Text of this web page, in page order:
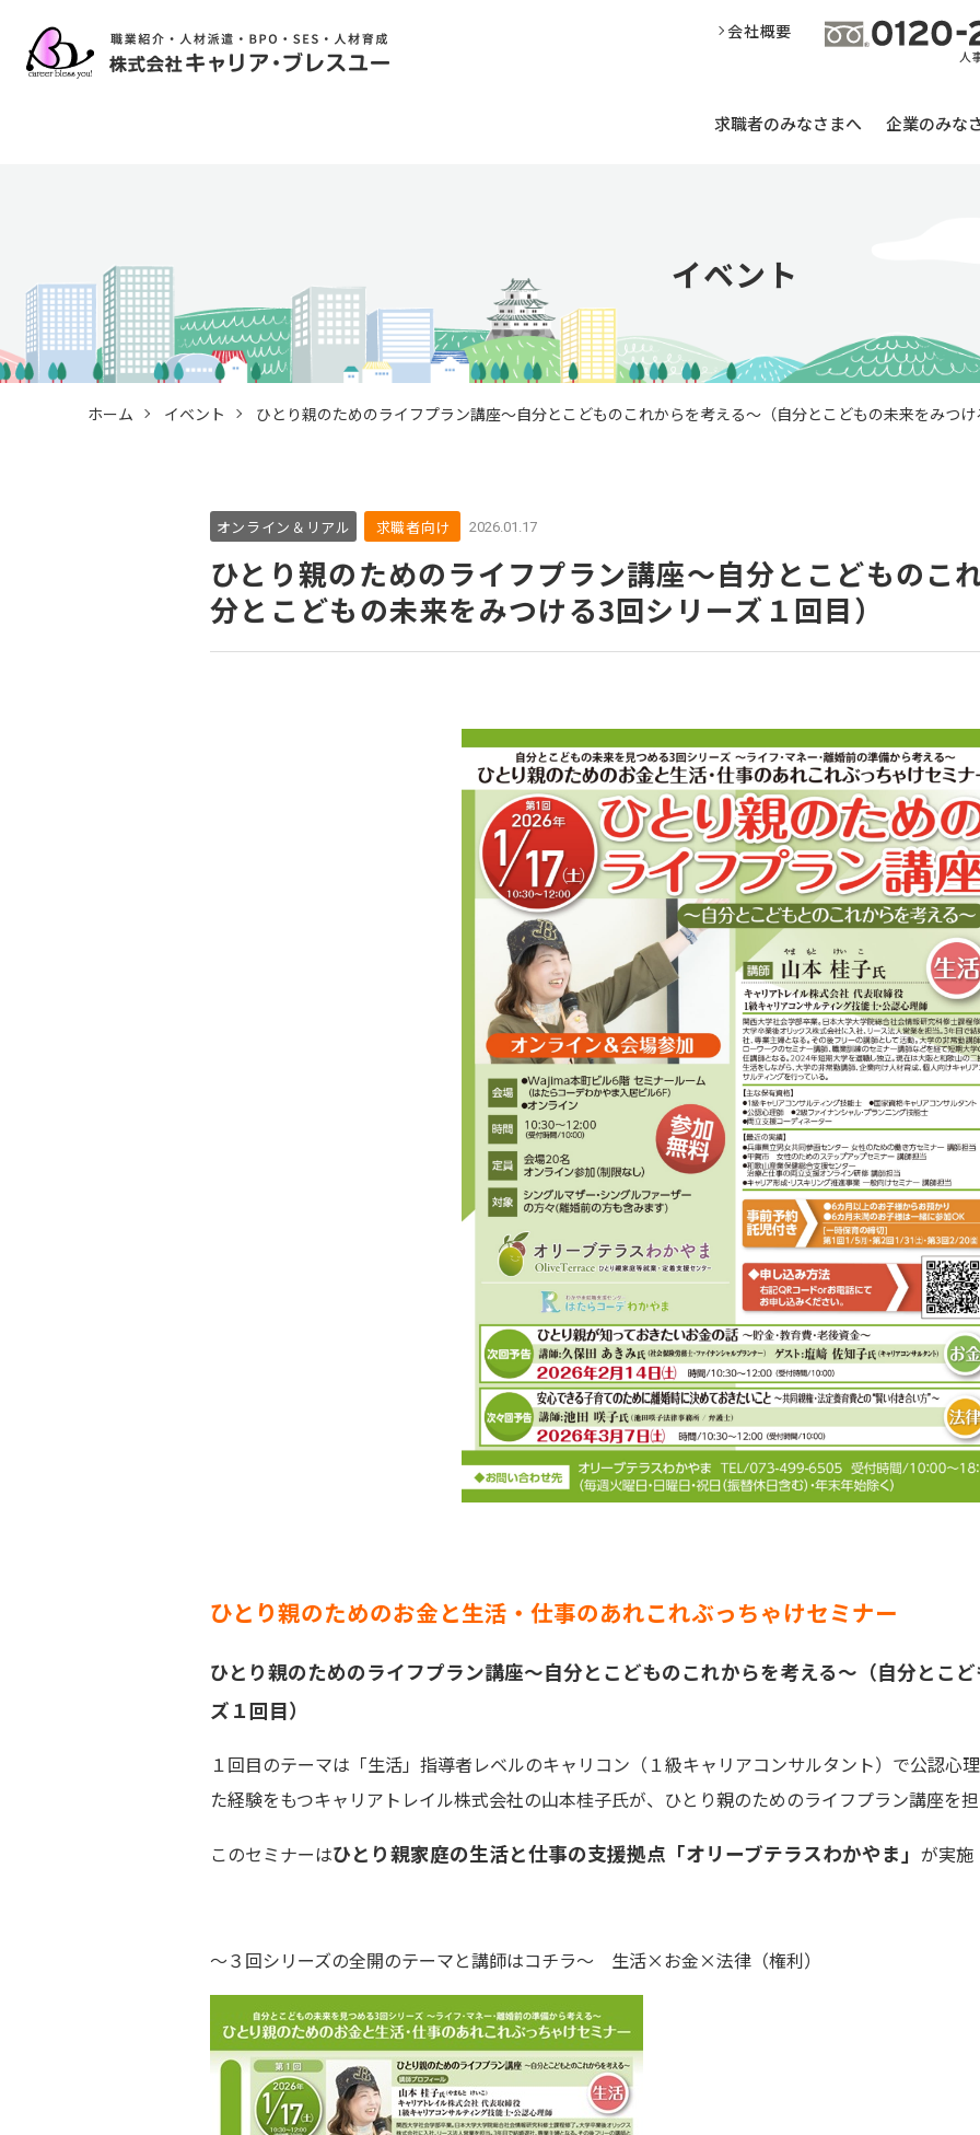
会社概要
求職者のみなさまへ 企業のみな
イベント
ホーム イベント ひとり親のためのライフプラン講座～自分とこどものこれからを考える～（自分とこどもの未来をみつけ
オンライン＆リアル 求職者向け 2026.01.17
ひとり親のためのライフプラン講座～自分とこどものこ
分とこどもの未来をみつける3回シリーズ１回目）
ひとり親のためのお金と生活・仕事のあれこれぶっちゃけセミナー
ひとり親のためのライフプラン講座～自分とこどものこれからを考える～（自分とこ
ズ１回目）
１回目のテーマは「生活」指導者レベルのキャリコン（１級キャリアコンサルタント）で公認心
た経験をもつキャリアトレイル株式会社の山本桂子氏が、ひとり親のためのライフプラン講座を担
このセミナーはひとり親家庭の生活と仕事の支援拠点「オリーブテラスわかやま」 が実施
～３回シリーズの全開のテーマと講師はコチラ～ 生活×お金×法律（権利）